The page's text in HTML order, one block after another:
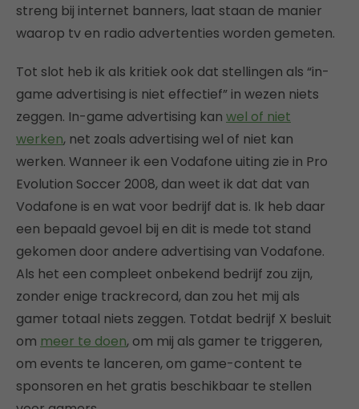
streng bij internet banners, laat staan de manier
waarop tv en radio advertenties worden gemeten.
Tot slot heb ik als kritiek ook dat stellingen als “in-
game advertising is niet effectief” in wezen niets
zeggen. In-game advertising kan wel of niet
werken, net zoals advertising wel of niet kan
werken. Wanneer ik een Vodafone uiting zie in Pro
Evolution Soccer 2008, dan weet ik dat dat van
Vodafone is en wat voor bedrijf dat is. Ik heb daar
een bepaald gevoel bij en dit is mede tot stand
gekomen door andere advertising van Vodafone.
Als het een compleet onbekend bedrijf zou zijn,
zonder enige trackrecord, dan zou het mij als
gamer totaal niets zeggen. Totdat bedrijf X besluit
om meer te doen, om mij als gamer te triggeren,
om events te lanceren, om game-content te
sponsoren en het gratis beschikbaar te stellen